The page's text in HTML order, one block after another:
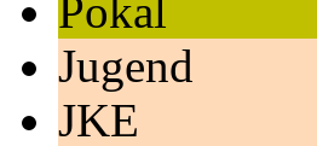
Pokal
Jugend
JKE